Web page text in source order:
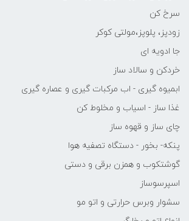
سرخ کن
زودپز، پلوپز،مولتی کوکر
جا ادویه ای
خردکن و سالاد ساز
ابمیوه گیری - اب مرکبات گیری و عصاره گیری
غذا ساز - اسیاب و مخلوط کن
چای ساز و قهوه ساز
پنکه- بخور - دستگاه تصفیه هوا
گوشتکوب و همزن برقی و دستی
اسپرسوساز
سشوار وبرس حرارتی و اتو مو